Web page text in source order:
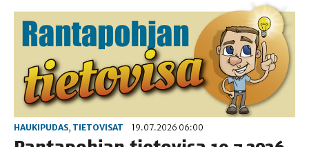
HAUKIPUDAS, TIETOVISAT 19.07.2026 06:00